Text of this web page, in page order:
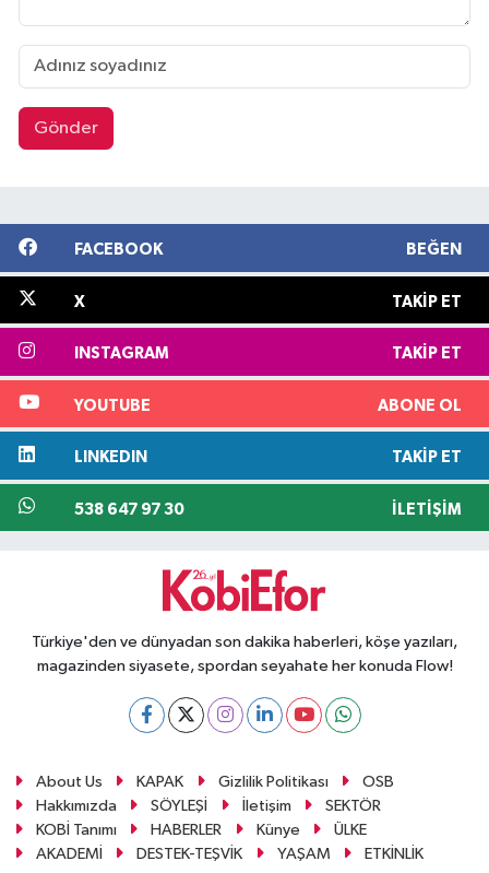
Gönder
FACEBOOK BEĞEN
X TAKIP ET
INSTAGRAM TAKIP ET
YOUTUBE ABONE OL
LINKEDIN TAKIP ET
538 647 97 30 İLETIŞIM
Türkiye'den ve dünyadan son dakika haberleri, köşe yazıları,
magazinden siyasete, spordan seyahate her konuda Flow!
About Us KAPAK Gizlilik Politikası
OSB
Hakkımızda
SÖYLEŞİ İletişim
SEKTÖR
KOBİ Tanımı
HABERLER Künye
ÜLKE
AKADEMİ
DESTEK-TEŞVİK YAŞAM ETKİNLİK